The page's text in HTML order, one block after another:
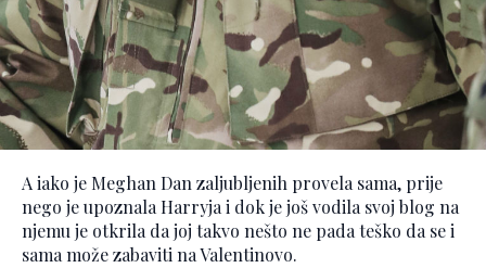
A iako je Meghan Dan zaljubljenih provela sama, prije
nego je upoznala Harryja i dok je još vodila svoj blog na
njemu je otkrila da joj takvo nešto ne pada teško da se i
sama može zabaviti na Valentinovo.